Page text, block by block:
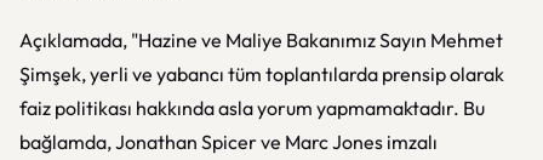
Açıklamada, "Hazine ve Maliye Bakanımız Sayın Mehmet
Şimşek, yerli ve yabancı tüm toplantılarda prensip olarak
faiz politikası hakkında asla yorum yapmamaktadır. Bu
bağlamda, Jonathan Spicer ve Marc Jones imzalı